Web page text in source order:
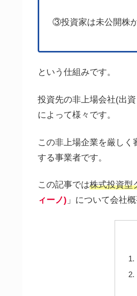
③投資家は未公開株
という仕組みです。
投資先の非上場会社(出
によって様々です。
この非上場企業を厳し
する事業者です。
この記事では株式投資型
ィーノ) 」について会社